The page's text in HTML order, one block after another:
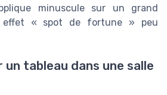
minuscule sur un grand
effet « spot de fortune » peu
un tableau dans une salle